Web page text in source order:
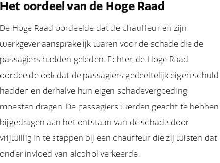
Het oordeel van de Hoge Raad
De Hoge Raad oordeelde dat de chauffeur en zijn
werkgever aansprakelijk waren voor de schade die de
passagiers hadden geleden. Echter, de Hoge Raad
oordeelde ook dat de passagiers gedeeltelijk eigen schuld
hadden en derhalve hun eigen schadevergoeding
moesten dragen. De passagiers werden geacht te hebben
bijgedragen aan het ontstaan van de schade door
vrijwillig in te stappen bij een chauffeur die zij wisten dat
onder invloed van alcohol verkeerde.